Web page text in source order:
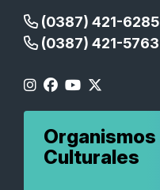
(0387) 421-6285
(0387) 421-5763
Organismos
Culturales